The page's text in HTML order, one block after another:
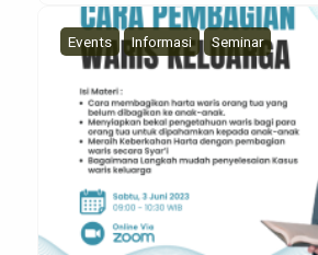
Makanya kita perlu tahu
dalam Islam ? Sebelumnya kita
bahwa […]
Events Informasi Seminar